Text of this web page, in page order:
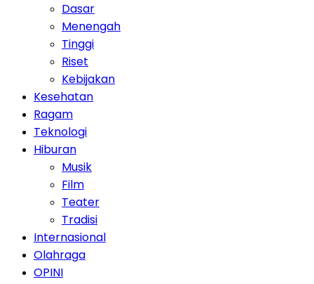
Dasar
Menengah
Tinggi
Riset
Kebijakan
Kesehatan
Ragam
Teknologi
Hiburan
Musik
Film
Teater
Tradisi
Internasional
Olahraga
OPINI